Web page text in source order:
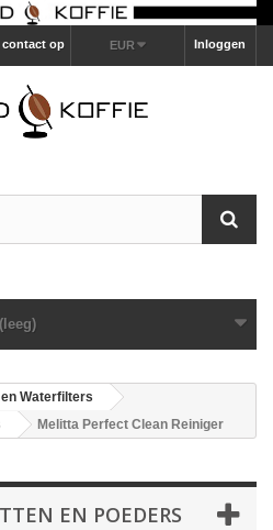
Inloggen
EUR
contact op
(leeg)
Waterfilters
Melitta Perfect Clean Reiniger
EN POEDERS